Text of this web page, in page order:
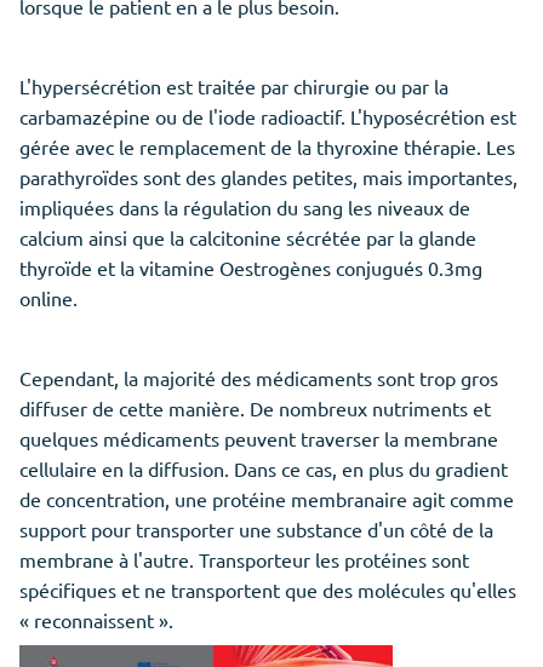
lorsque le patient en a le plus besoin.
L'hypersécrétion est traitée par chirurgie ou par la
carbamazépine ou de l'iode radioactif. L'hyposécrétion est
gérée avec le remplacement de la thyroxine thérapie. Les
parathyroïdes sont des glandes petites, mais importantes,
impliquées dans la régulation du sang les niveaux de
calcium ainsi que la calcitonine sécrétée par la glande
thyroïde et la vitamine Oestrogènes conjugués 0.3mg
online.
Cependant, la majorité des médicaments sont trop gros
diffuser de cette manière. De nombreux nutriments et
quelques médicaments peuvent traverser la membrane
cellulaire en la diffusion. Dans ce cas, en plus du gradient
de concentration, une protéine membranaire agit comme
support pour transporter une substance d'un côté de la
membrane à l'autre. Transporteur les protéines sont
spécifiques et ne transportent que des molécules qu'elles
« reconnaissent ».